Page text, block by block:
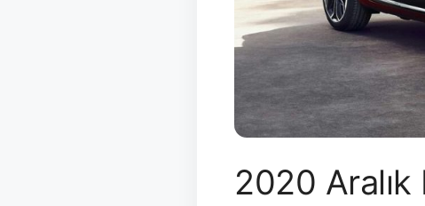
2020